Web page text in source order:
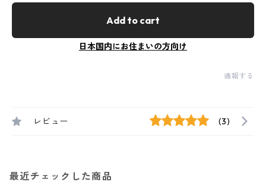
Add to cart
日本国内にお住まいの方向け
通報する
レビュー (3)
最近チェックした商品